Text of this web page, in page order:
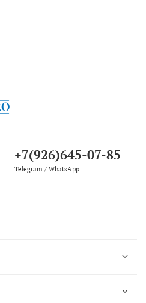
+7(926)645-07-85
Telegram / WhatsApp